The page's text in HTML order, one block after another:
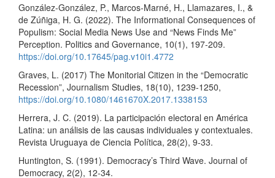
González-González, P., Marcos-Marné, H., Llamazares, I., &
de Zúñiga, H. G. (2022). The Informational Consequences of
Populism: Social Media News Use and “News Finds Me”
Perception. Politics and Governance, 10(1), 197-209.
https://doi.org/10.17645/pag.v10i1.4772
Graves, L. (2017) The Monitorial Citizen in the “Democratic
Recession”, Journalism Studies, 18(10), 1239-1250,
https://doi.org/10.1080/1461670X.2017.1338153
Herrera, J. C. (2019). La participación electoral en América
Latina: un análisis de las causas individuales y contextuales.
Revista Uruguaya de Ciencia Política, 28(2), 9-33.
Huntington, S. (1991). Democracy’s Third Wave. Journal of
Democracy, 2(2), 12-34.